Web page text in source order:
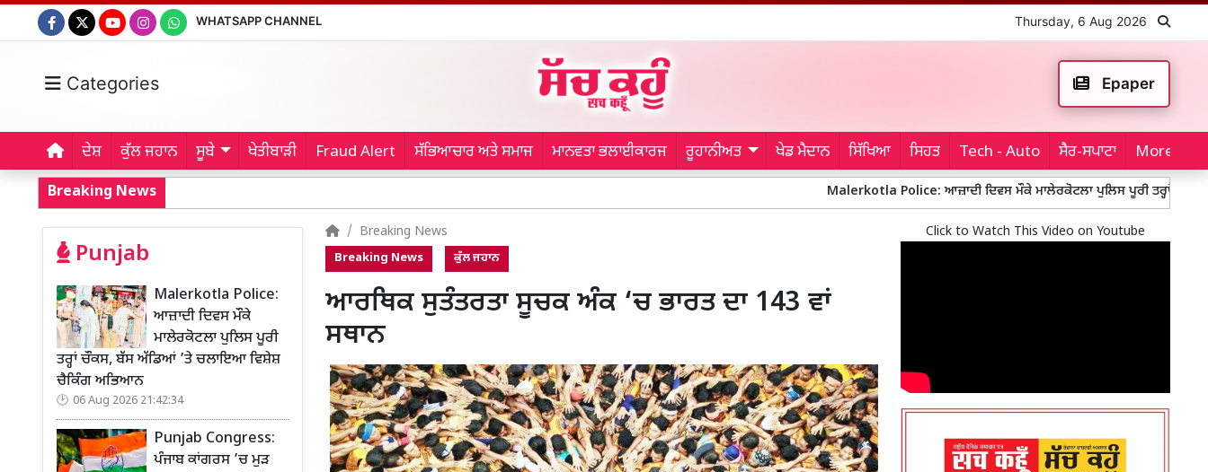
WHATSAPP CHANNEL Thursday, 6 Aug 2026
Categories Epaper
ਦੇਸ਼ ਕੁੱਲ ਜਹਾਨ ਸੂਬੇ ਖੇਤੀਬਾੜੀ Fraud Alert ਸੱਭਿਆਚਾਰ ਅਤੇ ਸਮਾਜ ਮਾਨਵਤਾ ਭਲਾਈਕਾਰਜ ਰੂਹਾਨੀਅਤ ਖੇਡ ਮੈਦਾਨ ਸਿੱਖਿਆ ਸਿਹਤ Tech - Auto ਸੈਰ-ਸਪਾਟਾ More...
Breaking News Malerkotla Police: ਆਜ਼ਾਦੀ ਦਿਵਸ ਮੌਕੇ ਮਾਲੇਰਕੋਟਲਾ ਪੁਲਿਸ ਪੂਰੀ ਤਰ੍ਹਾਂ ਚੌਕਸ, ਬੱਸ
Punjab
Malerkotla Police:
ਆਜ਼ਾਦੀ ਦਿਵਸ ਮੌਕੇ
ਮਾਲੇਰਕੋਟਲਾ ਪੁਲਿਸ ਪੂਰੀ
ਤਰ੍ਹਾਂ ਚੌਕਸ, ਬੱਸ ਅੱਡਿਆਂ ’ਤੇ ਚਲਾਇਆ ਵਿਸ਼ੇਸ਼
ਚੈਕਿੰਗ ਅਭਿਆਨ
06 Aug 2026 21:42:34
Punjab Congress:
ਪੰਜਾਬ ਕਾਂਗਰਸ ’ਚ ਮੁੜ
Breaking News
Breaking News ਕੁੱਲ ਜਹਾਨ
ਆਰਥਿਕ ਸੁਤੰਤਰਤਾ ਸੂਚਕ ਅੰਕ ‘ਚ ਭਾਰਤ ਦਾ 143 ਵਾਂ
ਸਥਾਨ
Click to Watch This Video on Youtube